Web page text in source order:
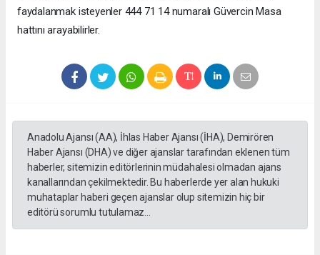
faydalanmak isteyenler 444 71 14 numaralı Güvercin Masa
hattını arayabilirler.
Anadolu Ajansı (AA), İhlas Haber Ajansı (İHA), Demirören
Haber Ajansı (DHA) ve diğer ajanslar tarafından eklenen tüm
haberler, sitemizin editörlerinin müdahalesi olmadan ajans
kanallarından çekilmektedir. Bu haberlerde yer alan hukuki
muhataplar haberi geçen ajanslar olup sitemizin hiç bir
editörü sorumlu tutulamaz...